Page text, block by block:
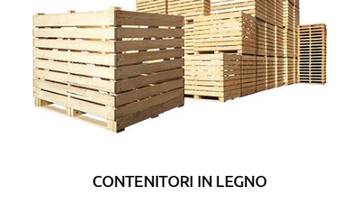
CONTENITORI IN LEGNO